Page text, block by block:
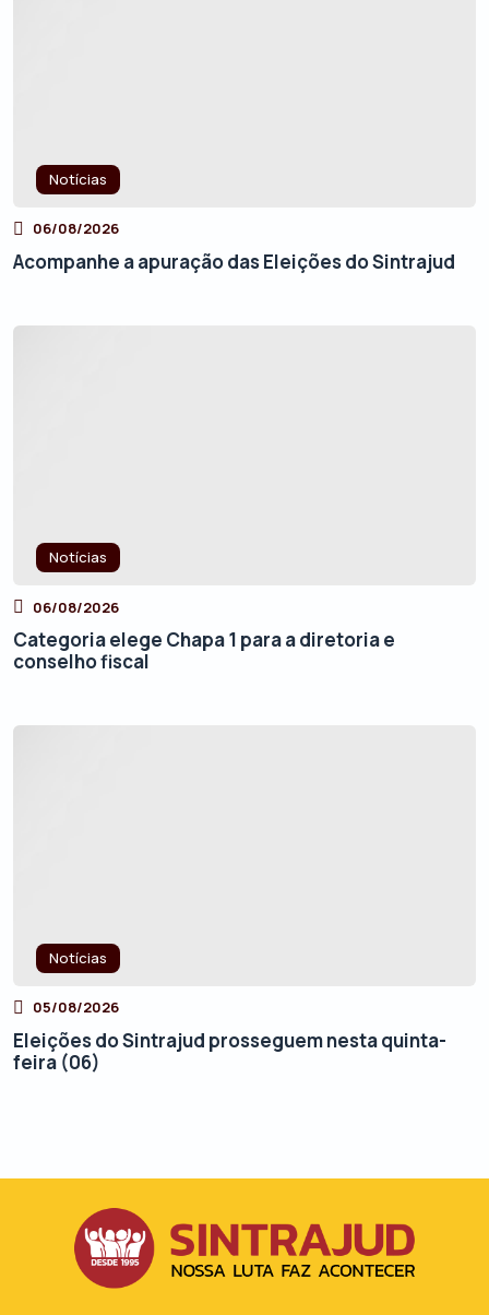
Notícias
06/08/2026
Acompanhe a apuração das Eleições do Sintrajud
Notícias
06/08/2026
Categoria elege Chapa 1 para a diretoria e
conselho fiscal
Notícias
05/08/2026
Eleições do Sintrajud prosseguem nesta quinta-
feira (06)